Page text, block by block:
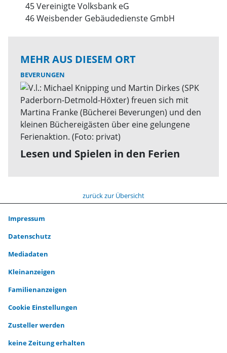
45 Vereinigte Volksbank eG
46 Weisbender Gebäudedienste GmbH
MEHR AUS DIESEM ORT
BEVERUNGEN
Lesen und Spielen in den Ferien
zurück zur Übersicht
Impressum
Datenschutz
Mediadaten
Kleinanzeigen
Familienanzeigen
Cookie Einstellungen
Zusteller werden
keine Zeitung erhalten